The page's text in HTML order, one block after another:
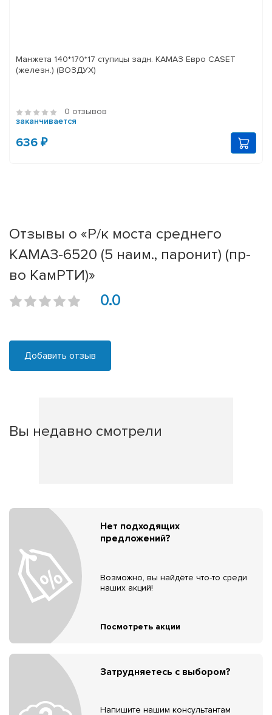
Манжета 140*170*17 ступицы задн. КАМАЗ Евро CASET
(железн.) (ВОЗДУХ)
0 отзывов
заканчивается
636 ₽
Отзывы о «Р/к моста среднего
КАМАЗ-6520 (5 наим., паронит) (пр-
во КамРТИ)»
0.0
Добавить отзыв
Вы недавно смотрели
Нет подходящих
предложений?
Возможно, вы найдёте что-то среди
наших акций!
Посмотреть акции
Затрудняетесь с выбором?
Напишите нашим консультантам